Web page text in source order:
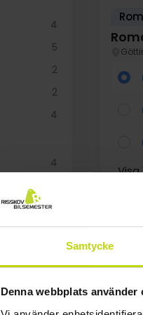
Samtycke
Denna webbplats använder
4
5
2
2
4
4
1
Visa